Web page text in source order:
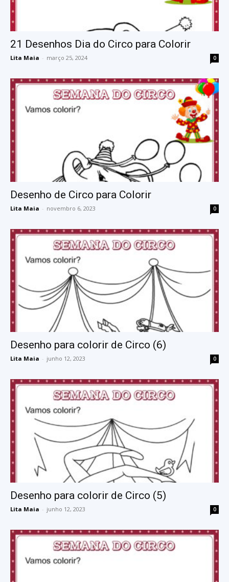
21 Desenhos Dia do Circo para Colorir
Lita Maia - março 25, 2024 0
Desenho de Circo para Colorir
Lita Maia - novembro 6, 2023 0
Desenho para colorir de Circo (6)
Lita Maia - junho 12, 2023 0
Desenho para colorir de Circo (5)
Lita Maia - junho 12, 2023 0